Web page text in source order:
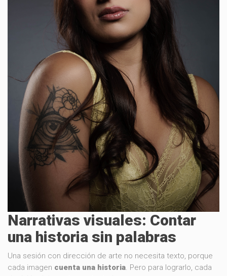
Narrativas visuales: Contar
una historia sin palabras
Una sesión con dirección de arte no necesita texto, porque
cada imagen cuenta una historia. Pero para lograrlo, cada